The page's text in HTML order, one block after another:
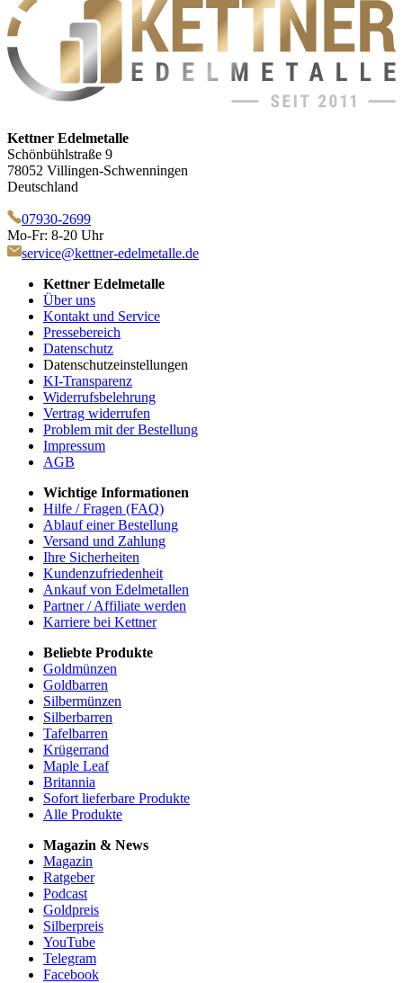
Kettner Edelmetalle
Schönbühlstraße 9
78052 Villingen-Schwenningen
Deutschland
07930-2699
Mo-Fr: 8-20 Uhr
service@kettner-edelmetalle.de
Kettner Edelmetalle
Über uns
Kontakt und Service
Pressebereich
Datenschutz
Datenschutzeinstellungen
KI-Transparenz
Widerrufsbelehrung
Vertrag widerrufen
Problem mit der Bestellung
Impressum
AGB
Wichtige Informationen
Hilfe / Fragen (FAQ)
Ablauf einer Bestellung
Versand und Zahlung
Ihre Sicherheiten
Kundenzufriedenheit
Ankauf von Edelmetallen
Partner / Affiliate werden
Karriere bei Kettner
Beliebte Produkte
Goldmünzen
Goldbarren
Silbermünzen
Silberbarren
Tafelbarren
Krügerrand
Maple Leaf
Britannia
Sofort lieferbare Produkte
Alle Produkte
Magazin & News
Magazin
Ratgeber
Podcast
Goldpreis
Silberpreis
YouTube
Telegram
Facebook